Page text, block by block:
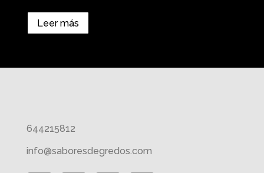
Leer más
644215812
info@saboresdegredos.com